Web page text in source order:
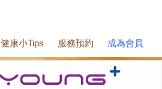
健康小Tips 服務預約 成為會員